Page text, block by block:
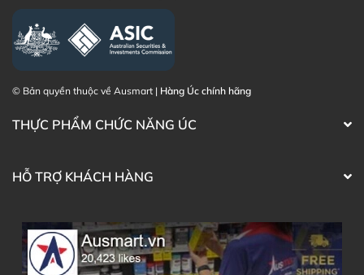
© Bản quyền thuộc về Ausmart | Hàng Úc chính hãng
THỰC PHẨM CHỨC NĂNG ÚC
HỖ TRỢ KHÁCH HÀNG